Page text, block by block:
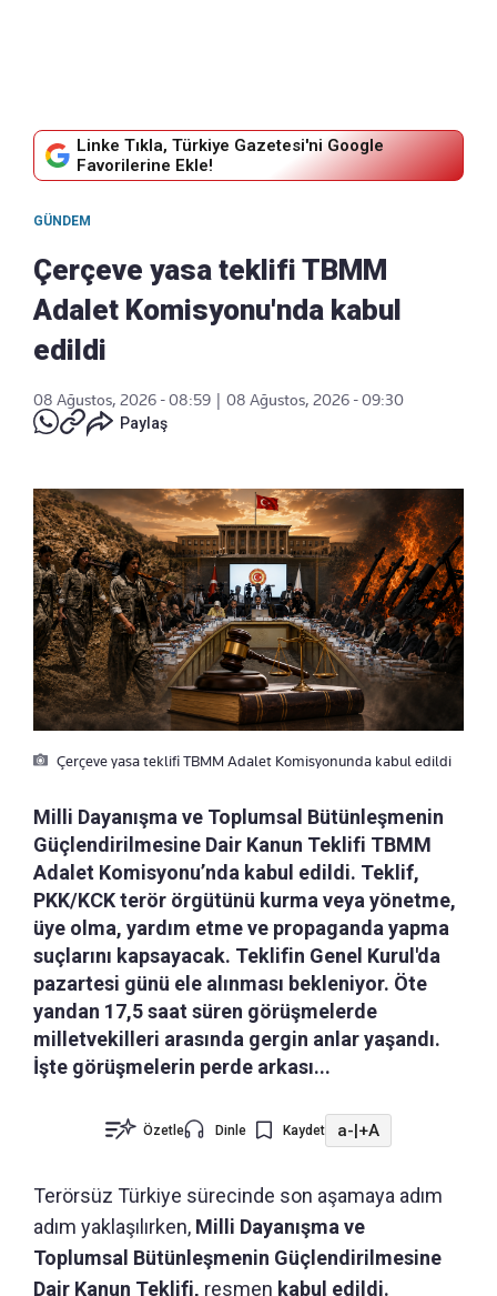
Linke Tıkla, Türkiye Gazetesi'ni Google
Favorilerine Ekle!
GÜNDEM
Çerçeve yasa teklifi TBMM
Adalet Komisyonu'nda kabul
edildi
08 Ağustos, 2026 - 08:59
08 Ağustos, 2026 - 09:30
Paylaş
Çerçeve yasa teklifi TBMM Adalet Komisyonunda kabul edildi
Milli Dayanışma ve Toplumsal Bütünleşmenin
Güçlendirilmesine Dair Kanun Teklifi TBMM
Adalet Komisyonu’nda kabul edildi. Teklif,
PKK/KCK terör örgütünü kurma veya yönetme,
üye olma, yardım etme ve propaganda yapma
suçlarını kapsayacak. Teklifin Genel Kurul'da
pazartesi günü ele alınması bekleniyor. Öte
yandan 17,5 saat süren görüşmelerde
milletvekilleri arasında gergin anlar yaşandı.
İşte görüşmelerin perde arkası...
Özetle Dinle Kaydet a-|+A
Terörsüz Türkiye sürecinde son aşamaya adım
adım yaklaşılırken, Milli Dayanışma ve
Toplumsal Bütünleşmenin Güçlendirilmesine
Dair Kanun Teklifi, resmen kabul edildi.